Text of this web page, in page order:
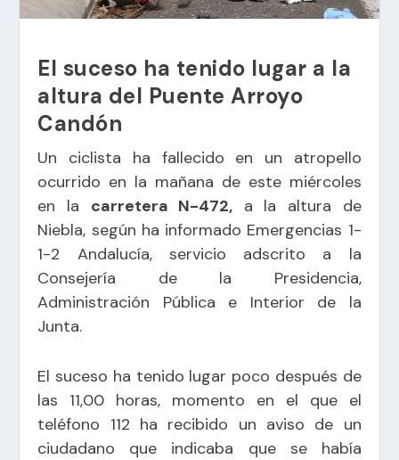
El suceso ha tenido lugar a la
altura del Puente Arroyo
Candón
Un ciclista ha fallecido en un atropello
ocurrido en la mañana de este miércoles
en la carretera N-472, a la altura de
Niebla, según ha informado Emergencias 1-
1-2 Andalucía, servicio adscrito a la
Consejería de la Presidencia,
Administración Pública e Interior de la
Junta.
El suceso ha tenido lugar poco después de
las 11,00 horas, momento en el que el
teléfono 112 ha recibido un aviso de un
ciudadano que indicaba que se había